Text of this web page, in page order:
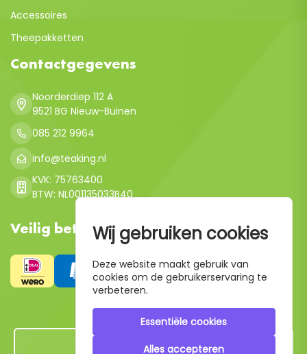
Accessoires
Theepakketten
Contactgegevens
Noorderdiep 112 A
9521 BG Nieuw-Buinen
085 212 9964
info@teaking.nl
KVK: 75763400
BTW: NL001135033B40
Veilig betalen
Hier de overeenkomst ontbinden
Wij gebruiken cookies
Deze website maakt gebruik van
cookies om de gebruikerservaring te
verbeteren.
Essentiële cookies
Alles accepteren